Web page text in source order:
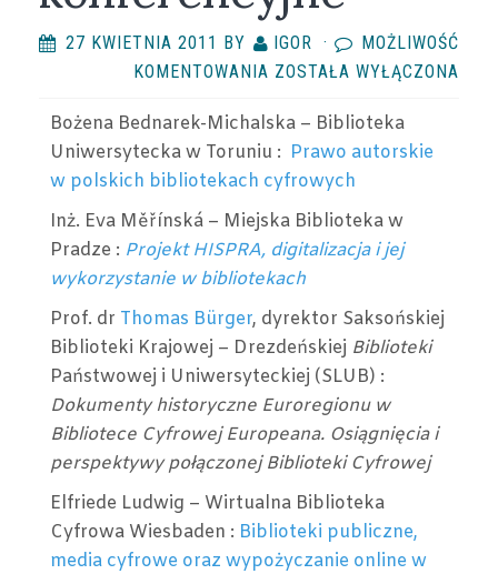
27 KWIETNIA 2011 BY IGOR ·
MOŻLIWOŚĆ
KOMENTOWANIA MATERIAŁY
ZOSTAŁA WYŁĄCZONA
Bożena Bednarek-Michalska – Biblioteka
Uniwersytecka w Toruniu : Prawo autorskie
w polskich bibliotekach cyfrowych
Inż. Eva Měřínská – Miejska Biblioteka w
Pradze : Projekt HISPRA, digitalizacja i jej
wykorzystanie w bibliotekach
Prof. dr Thomas Bürger, dyrektor Saksońskiej
Biblioteki Krajowej – Drezdeńskiej Biblioteki
Państwowej i Uniwersyteckiej (SLUB) :
Dokumenty historyczne Euroregionu w
Bibliotece Cyfrowej Europeana. Osiągnięcia i
perspektywy połączonej Biblioteki Cyfrowej
Elfriede Ludwig – Wirtualna Biblioteka
Cyfrowa Wiesbaden : Biblioteki publiczne,
media cyfrowe oraz wypożyczanie online w